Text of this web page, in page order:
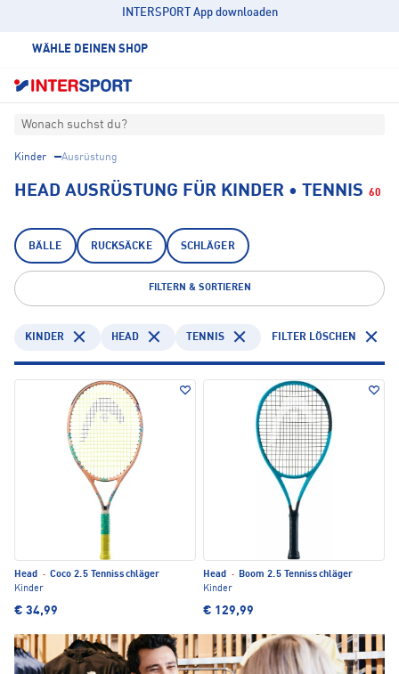
INTERSPORT App downloaden
WÄHLE DEINEN SHOP
Wonach suchst du?
Kinder Ausrüstung
HEAD AUSRÜSTUNG FÜR KINDER • TENNIS 60
BÄLLE RUCKSÄCKE SCHLÄGER
FILTERN & SORTIEREN
KINDER HEAD TENNIS FILTER LÖSCHEN
Head · Coco 2.5 Tennisschläger
Kinder
€ 34,99
Head ·
Boom 2.5 Tennisschläger
Kinder
€ 129,99